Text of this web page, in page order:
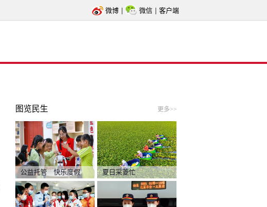
微博 微信 客户端
图览民生 更多>>
公益托管 快乐度假 夏日采菱忙